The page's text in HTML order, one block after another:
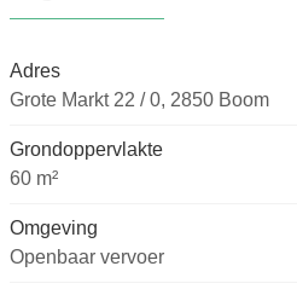
Adres
Grote Markt 22 / 0, 2850 Boom
Grondoppervlakte
60 m²
Omgeving
Openbaar vervoer